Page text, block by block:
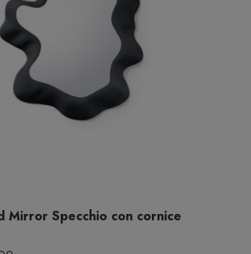
Mirror Specchio con cornice